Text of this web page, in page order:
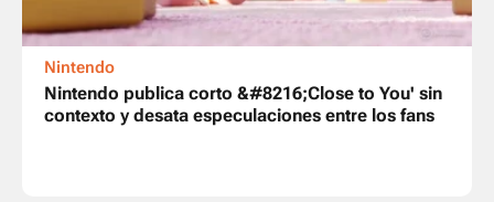
Nintendo
Nintendo publica corto &#8216;Close to You' sin
contexto y desata especulaciones entre los fans